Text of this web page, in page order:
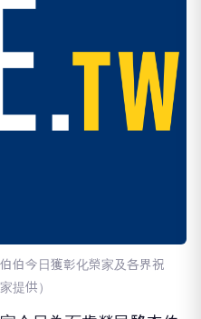
伯今日獲彰化榮家及各界祝
提供）